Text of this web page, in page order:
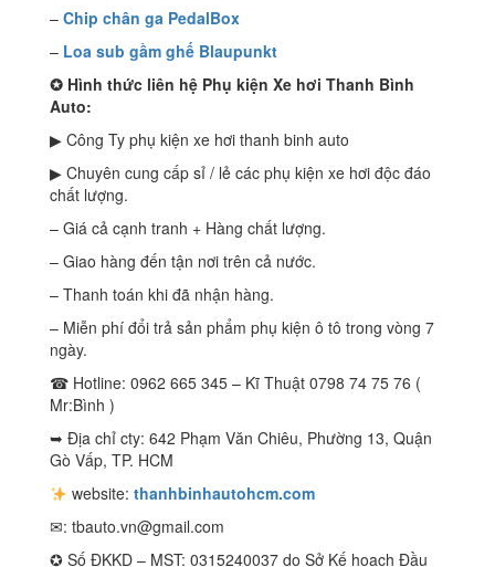
– Chip chân ga PedalBox
– Loa sub gầm ghế Blaupunkt
✪ Hình thức liên hệ Phụ kiện Xe hơi Thanh Bình
Auto:
▶ Công Ty phụ kiện xe hơi thanh binh auto
▶ Chuyên cung cấp sỉ / lẻ các phụ kiện xe hơi độc đáo
chất lượng.
– Giá cả cạnh tranh + Hàng chất lượng.
– Giao hàng đến tận nơi trên cả nước.
– Thanh toán khi đã nhận hàng.
– Miễn phí đổi trả sản phẩm phụ kiện ô tô trong vòng 7
ngày.
☎ Hotline: 0962 665 345 – Kĩ Thuật 0798 74 75 76 (
Mr:Bình )
➥ Địa chỉ cty: 642 Phạm Văn Chiêu, Phường 13, Quận
Gò Vấp, TP. HCM
website: thanhbinhautohcm.com
✉: tbauto.vn@gmail.com
✪ Số ĐKKD – MST: 0315240037 do Sở Kế hoạch Đầu